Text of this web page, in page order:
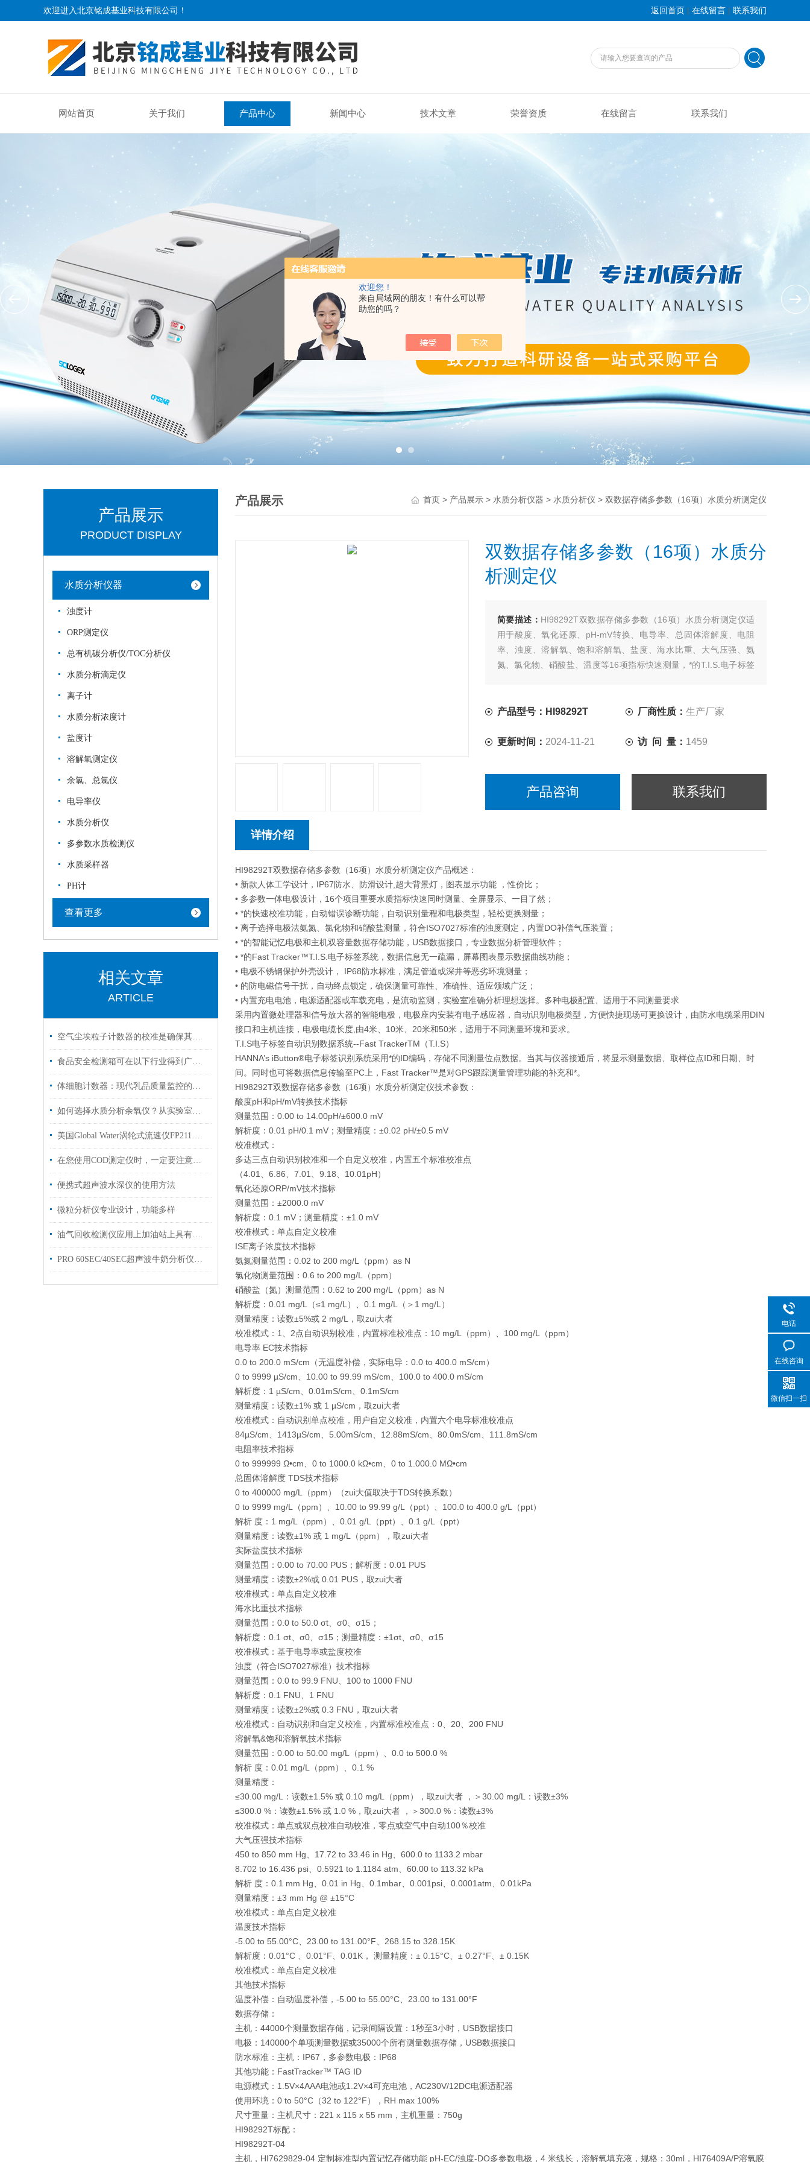
欢迎您！
来自局域网的朋友！有什么可以帮
助您的吗？
欢迎进入北京铭成基业科技有限公司！ 返回首页 | 在线留言 | 联系我们
网站首页 关于我们 产品中心 新闻中心 技术文章 荣誉资质 在线留言 联系我们
产品展示
PRODUCT DISPLAY
水质分析仪器
浊度计
ORP测定仪
总有机碳分析仪/TOC分析仪
水质分析滴定仪
离子计
水质分析浓度计
盐度计
溶解氧测定仪
余氯、总氯仪
电导率仪
水质分析仪
多参数水质检测仪
水质采样器
PH计
查看更多
相关文章
ARTICLE
空气尘埃粒子计数器的校准是确保其测量准确性的关键步骤
食品安全检测箱可在以下行业得到广泛应用
体细胞计数器：现代乳品质量监控的关键工具
如何选择水质分析余氧仪？从实验室到工业场景的选型差异分析
美国Global Water涡轮式流速仪FP211用于现场测量平均流速
在您使用COD测定仪时，一定要注意以下事项
便携式超声波水深仪的使用方法
微粒分析仪专业设计，功能多样
油气回收检测仪应用上加油站上具有什么特点？
PRO 60SEC/40SEC超声波牛奶分析仪使用环境条件
产品展示 首页 > 产品展示 > 水质分析仪器 > 水质分析仪 > 双数据存储多参数（16项）水质分析测定仪
双数据存储多参数（16项）水质分
析测定仪
简要描述： HI98292T双数据存储多参数（16项）水质分析测定仪适
用于酸度、氧化还原、pH-mV转换、电导率、总固体溶解度、电阻
率、浊度、溶解氧、饱和溶解氧、盐度、海水比重、大气压强、氨
氮、氯化物、硝酸盐、温度等16项指标快速测量，*的T.I.S.电子标签
产品型号：HI98292T 厂商性质：生产厂家
更新时间： 2024-11-21 访 问 量： 1459
产品咨询 联系我们
详情介绍
HI98292T双数据存储多参数（16项）水质分析测定仪产品概述：
• 新款人体工学设计，IP67防水、防滑设计,超大背景灯，图表显示功能 ，性价比；
• 多参数一体电极设计，16个项目重要水质指标快速同时测量、全屏显示、一目了然；
• *的快速校准功能，自动错误诊断功能，自动识别量程和电极类型，轻松更换测量；
• 离子选择电极法氨氮、氯化物和硝酸盐测量，符合ISO7027标准的浊度测定，内置DO补偿气压装置；
• *的智能记忆电极和主机双容量数据存储功能，USB数据接口，专业数据分析管理软件；
• *的Fast Tracker™T.I.S.电子标签系统，数据信息无一疏漏，屏幕图表显示数据曲线功能；
• 电极不锈钢保护外壳设计， IP68防水标准，满足管道或深井等恶劣环境测量；
• 的防电磁信号干扰，自动终点锁定，确保测量可靠性、准确性、适应领域广泛；
• 内置充电电池，电源适配器或车载充电，是流动监测，实验室准确分析理想选择。多种电极配置、适用于不同测量要求
采用内置微处理器和信号放大器的智能电极，电极座内安装有电子感应器，自动识别电极类型，方便快捷现场可更换设计，由防水电缆采用DIN
接口和主机连接，电极电缆长度,由4米、10米、20米和50米，适用于不同测量环境和要求。
T.I.S电子标签自动识别数据系统--Fast TrackerTM（T.I.S）
HANNA’s iButton®电子标签识别系统采用*的ID编码，存储不同测量位点数据。当其与仪器接通后，将显示测量数据、取样位点ID和日期、时
间。同时也可将数据信息传输至PC上，Fast Tracker™是对GPS跟踪测量管理功能的补充和*。
HI98292T双数据存储多参数（16项）水质分析测定仪技术参数：
酸度pH和pH/mV转换技术指标
测量范围：0.00 to 14.00pH/±600.0 mV
解析度：0.01 pH/0.1 mV；测量精度：±0.02 pH/±0.5 mV
校准模式：
多达三点自动识别校准和一个自定义校准，内置五个标准校准点
（4.01、6.86、7.01、9.18、10.01pH）
氧化还原ORP/mV技术指标
测量范围：±2000.0 mV
解析度：0.1 mV；测量精度：±1.0 mV
校准模式：单点自定义校准
ISE离子浓度技术指标
氨氮测量范围：0.02 to 200 mg/L（ppm）as N
氯化物测量范围：0.6 to 200 mg/L（ppm）
硝酸盐（氮）测量范围：0.62 to 200 mg/L（ppm）as N
解析度：0.01 mg/L（≤1 mg/L）、0.1 mg/L（＞1 mg/L）
测量精度：读数±5%或 2 mg/L，取zui大者
校准模式：1、2点自动识别校准，内置标准校准点：10 mg/L（ppm）、100 mg/L（ppm）
电导率 EC技术指标
0.0 to 200.0 mS/cm（无温度补偿，实际电导：0.0 to 400.0 mS/cm）
0 to 9999 µS/cm、10.00 to 99.99 mS/cm、100.0 to 400.0 mS/cm
解析度：1 µS/cm、0.01mS/cm、0.1mS/cm
测量精度：读数±1% 或 1 µS/cm，取zui大者
校准模式：自动识别单点校准，用户自定义校准，内置六个电导标准校准点
84µS/cm、1413µS/cm、5.00mS/cm、12.88mS/cm、80.0mS/cm、111.8mS/cm
电阻率技术指标
0 to 999999 Ω•cm、0 to 1000.0 kΩ•cm、0 to 1.000.0 MΩ•cm
总固体溶解度 TDS技术指标
0 to 400000 mg/L（ppm）（zui大值取决于TDS转换系数）
0 to 9999 mg/L（ppm）、10.00 to 99.99 g/L（ppt）、100.0 to 400.0 g/L（ppt）
解析 度：1 mg/L（ppm）、0.01 g/L（ppt）、0.1 g/L（ppt）
测量精度：读数±1% 或 1 mg/L（ppm），取zui大者
实际盐度技术指标
测量范围：0.00 to 70.00 PUS；解析度：0.01 PUS
测量精度：读数±2%或 0.01 PUS，取zui大者
校准模式：单点自定义校准
海水比重技术指标
测量范围：0.0 to 50.0 σt、σ0、σ15；
解析度：0.1 σt、σ0、σ15；测量精度：±1σt、σ0、σ15
校准模式：基于电导率或盐度校准
浊度（符合ISO7027标准）技术指标
测量范围：0.0 to 99.9 FNU、100 to 1000 FNU
解析度：0.1 FNU、1 FNU
测量精度：读数±2%或 0.3 FNU，取zui大者
校准模式：自动识别和自定义校准，内置标准校准点：0、20、200 FNU
溶解氧&饱和溶解氧技术指标
测量范围：0.00 to 50.00 mg/L（ppm）、0.0 to 500.0 %
解析 度：0.01 mg/L（ppm）、0.1 %
测量精度：
≤30.00 mg/L：读数±1.5% 或 0.10 mg/L（ppm），取zui大者 ，＞30.00 mg/L：读数±3%
≤300.0 %：读数±1.5% 或 1.0 %，取zui大者 ，＞300.0 %：读数±3%
校准模式：单点或双点校准自动校准，零点或空气中自动100％校准
大气压强技术指标
450 to 850 mm Hg、17.72 to 33.46 in Hg、600.0 to 1133.2 mbar
8.702 to 16.436 psi、0.5921 to 1.1184 atm、60.00 to 113.32 kPa
解析 度：0.1 mm Hg、0.01 in Hg、0.1mbar、0.001psi、0.0001atm、0.01kPa
测量精度：±3 mm Hg @ ±15°C
校准模式：单点自定义校准
温度技术指标
-5.00 to 55.00°C、23.00 to 131.00°F、268.15 to 328.15K
解析度：0.01°C 、0.01°F、0.01K， 测量精度：± 0.15°C、± 0.27°F、± 0.15K
校准模式：单点自定义校准
其他技术指标
温度补偿：自动温度补偿，-5.00 to 55.00°C、23.00 to 131.00°F
数据存储：
主机：44000个测量数据存储，记录间隔设置：1秒至3小时，USB数据接口
电极：140000个单项测量数据或35000个所有测量数据存储，USB数据接口
防水标准：主机：IP67，多参数电极：IP68
其他功能：FastTracker™ TAG ID
电源模式：1.5V×4AAA电池或1.2V×4可充电池，AC230V/12DC电源适配器
使用环境：0 to 50°C（32 to 122°F），RH max 100%
尺寸重量：主机尺寸：221 x 115 x 55 mm，主机重量：750g
HI98292T标配：
HI98292T-04
主机，HI7629829-04 定制标准型内置记忆存储功能 pH-EC/浊度-DO多参数电极，4 米线长，溶解氧填充液，规格：30ml，HI76409A/P溶氧膜
电话
在线咨询
微信扫一扫